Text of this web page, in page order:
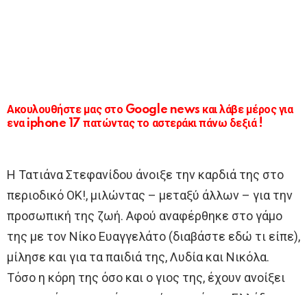
Ακουλουθήστε μας στο Google news και λάβε μέρος για
ενα iphone 17 πατώντας το αστεράκι πάνω δεξιά !
Η Τατιάνα Στεφανίδου άνοιξε την καρδιά της στο
περιοδικό ΟΚ!, μιλώντας – μεταξύ άλλων – για την
προσωπική της ζωή. Αφού αναφέρθηκε στο γάμο
της με τον Νίκο Ευαγγελάτο (διαβάστε εδώ τι είπε),
μίλησε και για τα παιδιά της, Λυδία και Νικόλα.
Τόσο η κόρη της όσο και ο γιος της, έχουν ανοίξει